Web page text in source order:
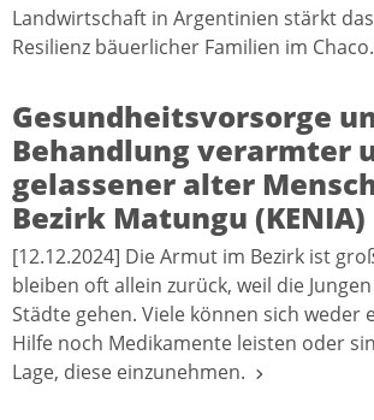
Landwirtschaft in Argentinien stärkt
Resilienz bäuerlicher Familien im Chaco.
Gesundheitsvorsorge
Behandlung verarmter
gelassener alter
Bezirk Matungu (KENIA)
[12.12.2024] Die Armut im Bezirk ist
bleiben oft allein zurück, weil die
Städte gehen. Viele können sich weder
Hilfe noch Medikamente leisten oder
Lage, diese einzunehmen.